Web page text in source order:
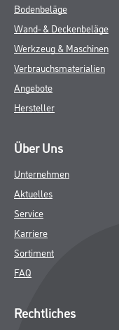
Bodenbeläge
Wand- & Deckenbeläge
Werkzeug & Maschinen
Verbrauchsmaterialien
Angebote
Hersteller
Über Uns
Unternehmen
Aktuelles
Service
Karriere
Sortiment
FAQ
Rechtliches